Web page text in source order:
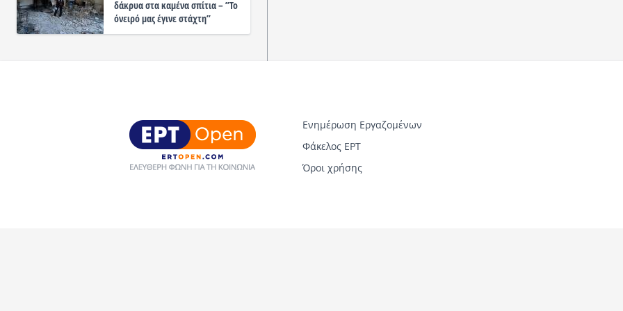
δάκρυα στα καμένα σπίτια – ”Το
όνειρό μας έγινε στάχτη”
Ενημέρωση Εργαζομένων
Φάκελος ΕΡΤ
Όροι χρήσης